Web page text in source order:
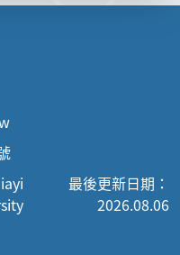
最後更新日期：
2026.08.06